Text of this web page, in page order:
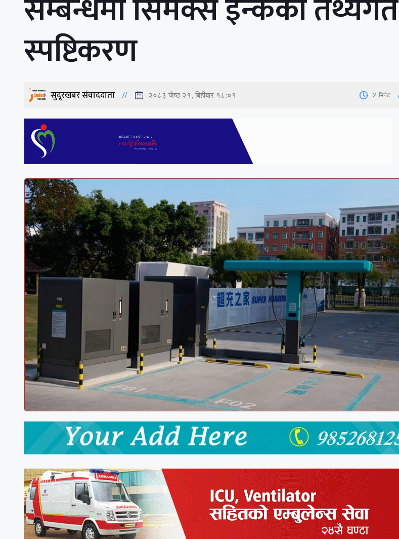
सम्बन्धमा सिमेक्स इन्कको तथ्यगत
स्पष्टिकरण
सुदूरखबर संवाददाता २०८३ जेष्ठ २१, बिहीबार १८:०१ 2 मिनेट